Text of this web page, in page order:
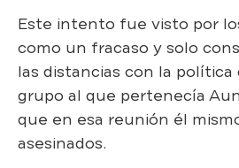
Este intento fue visto por
como un fracaso y solo
las distancias con la política
grupo al que pertenecía
que en esa reunión él
asesinados.